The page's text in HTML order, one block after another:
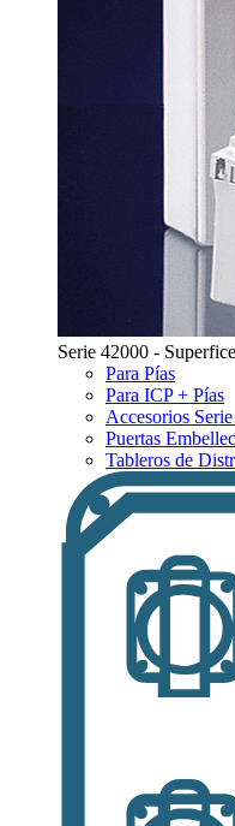
Serie 42000 - Superfice
Para Pías
Para ICP + Pías
Accesorios
Puertas
Tableros de